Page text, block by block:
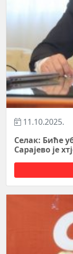
11.10.2025.
Селак: Биће
Сарајево је